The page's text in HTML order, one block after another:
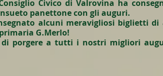
Civico di Valrovina ha
panettone con gli auguri.
alcuni meravigliosi biglietti
G.Merlo!
di porgere a tutti i nostri migliori